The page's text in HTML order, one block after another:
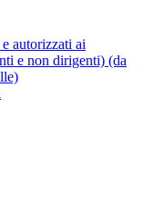
autorizzati ai
e non dirigenti) (da